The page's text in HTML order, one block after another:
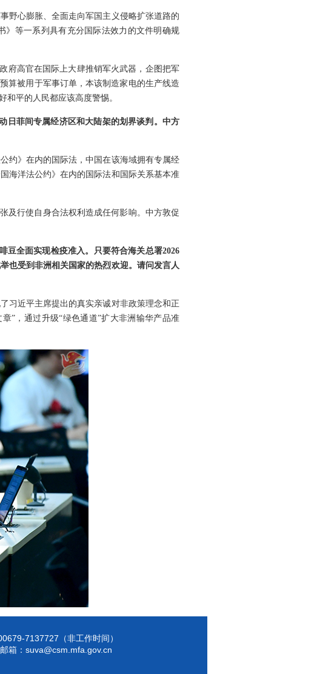
野心膨胀、全面走向军国主义侵略扩张道路的
》等一系列具有充分国际法效力的文件明确规
府高官在国际上大肆推销军火武器，企图把军
算被用于军事订单，本该制造家电的生产线造
平的人民都应该高度警惕。
日菲间专属经济区和大陆架的划界谈判。中方
约》在内的国际法，中国在该海域拥有专属经
海洋法公约》在内的国际法和国际关系基本准
及行使自身合法权利造成任何影响。中方敦促
豆全面实现检疫准入。只要符合海关总署2026
也受到非洲相关国家的热烈欢迎。请问发言人
习近平主席提出的真实亲诚对非政策理念和正
”，通过升级“绿色通道”扩大非洲输华产品准
7137727（非工作时间）
箱： suva@csm.mfa.gov.cn